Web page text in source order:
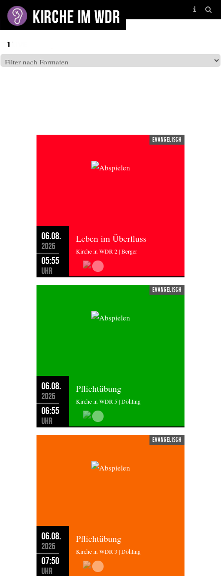
evangelisch
06.08.
2026
05:55
Uhr
Leben im Überfluss
Kirche in WDR 2 | Berger
evangelisch
06.08.
2026
06:55
Uhr
Pflichtübung
Kirche in WDR 5 | Döhling
evangelisch
06.08.
2026
07:50
Uhr
Pflichtübung
Kirche in WDR 3 | Döhling